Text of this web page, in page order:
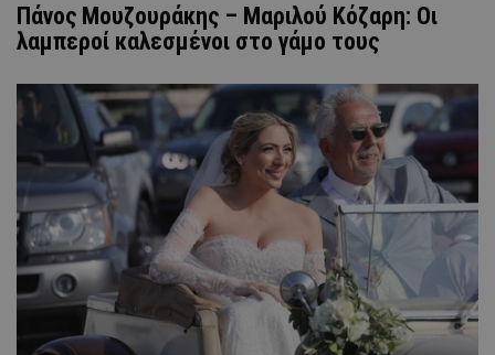
Πάνος Μουζουράκης – Μαριλού Κόζαρη: Οι
λαμπεροί καλεσμένοι στο γάμο τους